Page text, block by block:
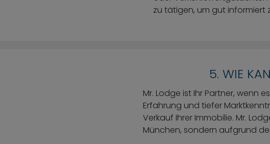
zu tätigen, um gut informiert
5. WIE
Mr. Lodge ist Ihr Partner, wenn
Erfahrung und tiefer
Verkauf Ihrer Immobilie. Mr.
München, sondern aufgrund